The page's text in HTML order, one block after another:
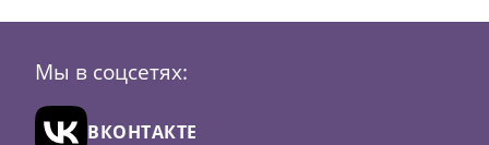
Мы в соцсетях:
ВКОНТАКТЕ